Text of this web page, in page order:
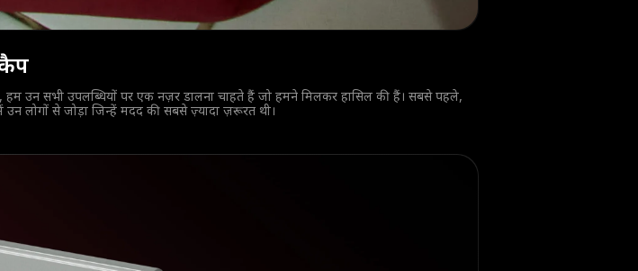
उन सभी उपलब्धियों पर एक नज़र डालना चाहते हैं जो हमने मिलकर हासिल की हैं। सबसे पहले,
लोगों से जोड़ा जिन्हें मदद की सबसे ज़्यादा ज़रूरत थी।